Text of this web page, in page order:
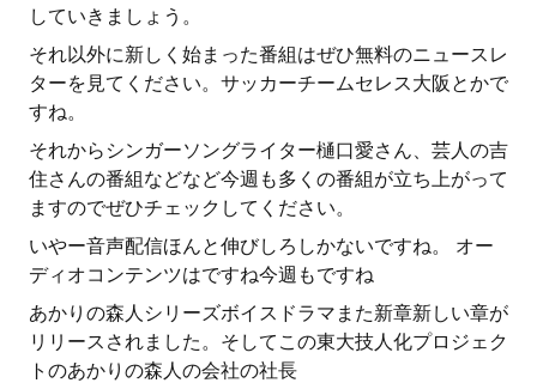
していきましょう。
それ以外に新しく始まった番組はぜひ無料のニュースレ
ターを見てください。サッカーチームセレス大阪とかで
すね。
それからシンガーソングライター樋口愛さん、芸人の吉
住さんの番組などなど今週も多くの番組が立ち上がって
ますのでぜひチェックしてください。
いやー音声配信ほんと伸びしろしかないですね。 オー
ディオコンテンツはですね今週もですね
あかりの森人シリーズボイスドラマまた新章新しい章が
リリースされました。そしてこの東大技人化プロジェク
トのあかりの森人の会社の社長